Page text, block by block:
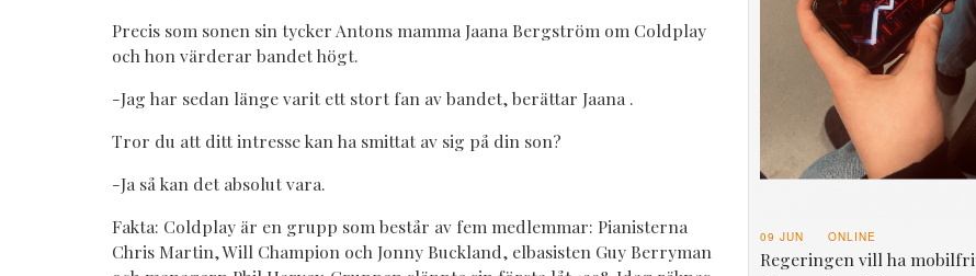
Precis som sonen sin tycker Antons mamma Jaana Bergström om Coldplay
och hon värderar bandet högt.
-Jag har sedan länge varit ett stort fan av bandet, berättar Jaana .
Tror du att ditt intresse kan ha smittat av sig på din son?
-Ja så kan det absolut vara.
Fakta: Coldplay är en grupp som består av fem medlemmar: Pianisterna
Chris Martin, Will Champion och Jonny Buckland, elbasisten Guy Berryman
09 JUN ONLINE
Regeringen vill ha